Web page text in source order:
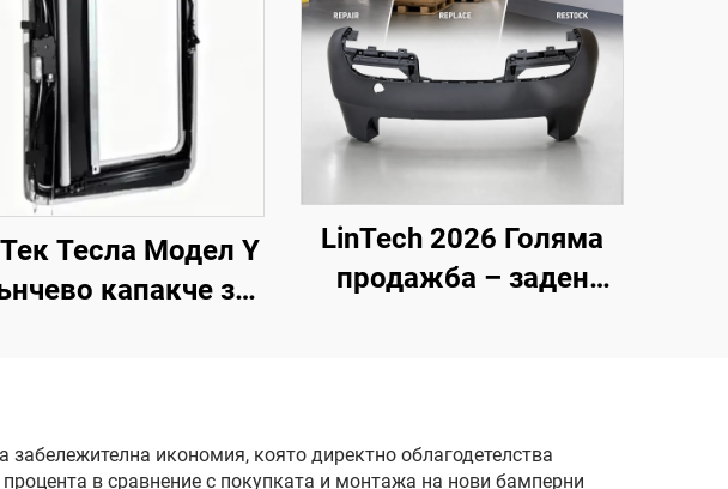
Тесла Модел Y
капакче за
ослепяване и
LinTech 2026 Голяма
продажба – заден
оборудване (OE)
икономия, която директно облагодетелства
в сравнение с покупката и монтажа на нови бамперни